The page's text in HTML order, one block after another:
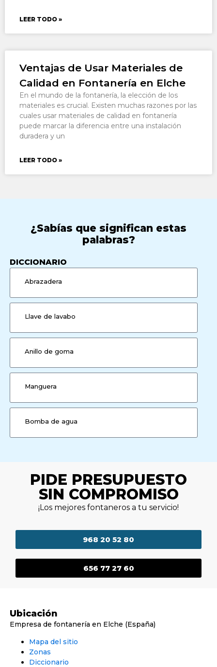
LEER TODO »
Ventajas de Usar Materiales de
Calidad en Fontanería en Elche
En el mundo de la fontanería, la elección de los
materiales es crucial. Existen muchas razones por las
cuales usar materiales de calidad en fontanería
puede marcar la diferencia entre una instalación
duradera y un
LEER TODO »
¿Sabías que significan estas
palabras?
DICCIONARIO
Abrazadera
Llave de lavabo
Anillo de goma
Manguera
Bomba de agua
PIDE PRESUPUESTO
SIN COMPROMISO
¡Los mejores fontaneros a tu servicio!
656 77 27 60
968 20 52 80
Ubicación
Empresa de fontanería en Elche (España)
Mapa del sitio
Zonas
Diccionario